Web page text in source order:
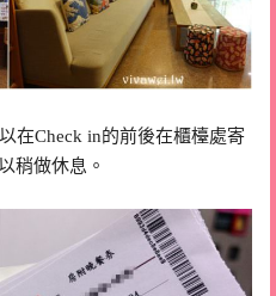
在Check in的前後在櫃檯處寄
稍做休息。